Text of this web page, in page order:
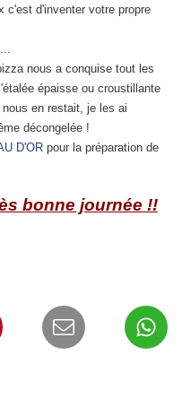
c'est d'inventer votre propre
nous a conquise tout les
épaisse ou croustillante
en restait, je les ai
décongelée !
D'OR pour la préparation de
bonne journée !!